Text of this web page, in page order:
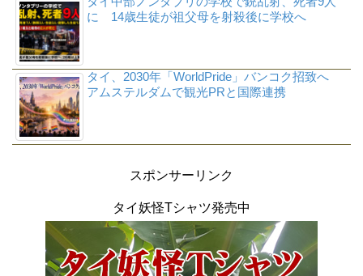
に 14歳生徒が祖父母を射殺後に学校へ
タイ、2030年「WorldPride」バンコク招致へ
アムステルダムで観光PRと国際連携
スポンサーリンク
タイ妖怪Tシャツ発売中